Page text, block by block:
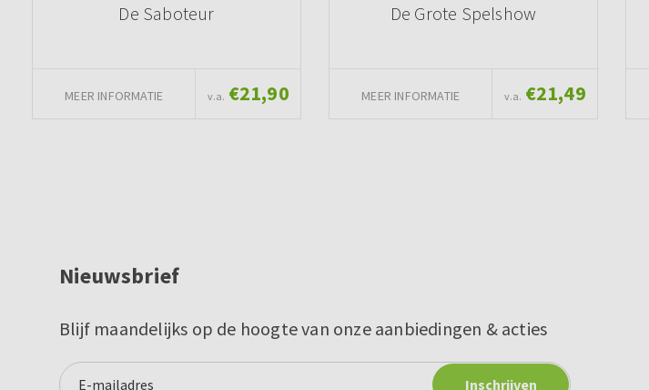
De Saboteur
MEER INFORMATIE v.a. €21,90
De Grote Spelshow
MEER INFORMATIE v.a. €21,49
Nieuwsbrief
Blijf maandelijks op de hoogte van onze aanbiedingen & acties